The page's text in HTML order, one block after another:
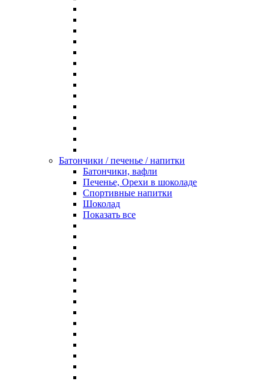
Батончики / печенье / напитки
Батончики, вафли
Печенье, Орехи в шоколаде
Спортивные напитки
Шоколад
Показать все